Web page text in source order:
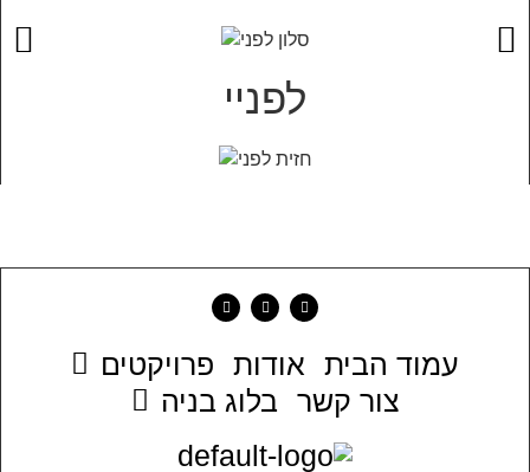
לפניי
עמוד הבית אודות
פרויקטים
צור קשר
בלוג בניה